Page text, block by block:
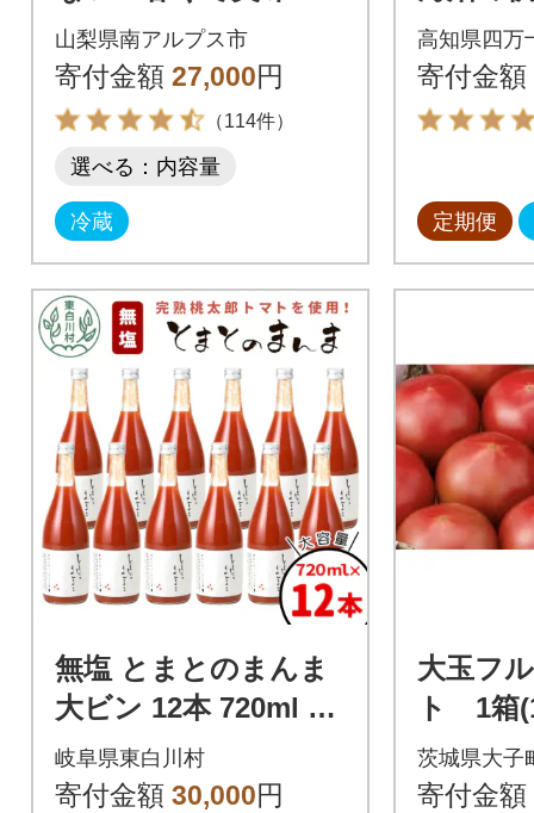
いフルーツトマト
「トマ糖-太陽のめぐ
み」フルティカ 3kg
山梨県南アルプス市
寄付金額 27,000円
（114件）
選べる：内容量
冷蔵
ト約5種
R9.2月
高知県四万
寄付金額
定期便
無塩 とまとのまんま
大ビン 12本 720ml ト
マトジュース
岐阜県東白川村
寄付金額 30,000円
大玉フ
ト 1箱
kg)(茨城
つくば
茨城県大子
寄付金額